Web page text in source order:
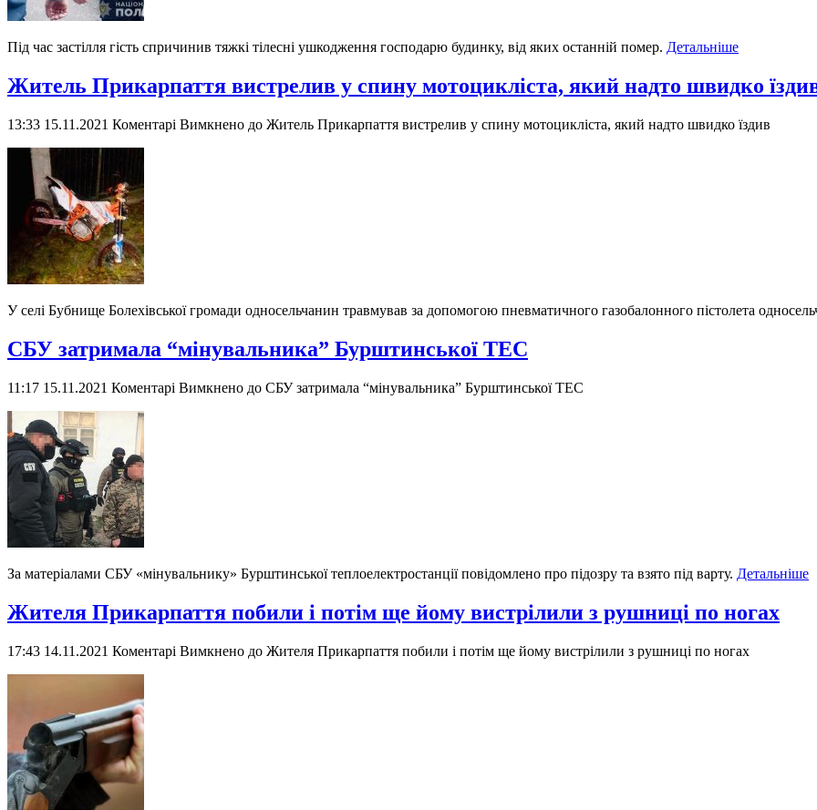
Під час застілля гість спричинив тяжкі тілесні ушкодження господарю будинку, від яких останній помер. Детальніше
Житель Прикарпаття вистрелив у спину мотоцикліста, який надто швидко
13:33 15.11.2021 Коментарі Вимкнено до Житель Прикарпаття вистрелив у спину мотоцикліста, який надто швидко їздив
У селі Бубнище Болехівської громади односельчанин травмував за допомогою пневматичного газобалонного пістолета
СБУ затримала “мінувальника” Бурштинської ТЕС
11:17 15.11.2021 Коментарі Вимкнено до СБУ затримала “мінувальника” Бурштинської ТЕС
За матеріалами СБУ «мінувальнику» Бурштинської теплоелектростанції повідомлено про підозру та взято під варту. Детальніше
Жителя Прикарпаття побили і потім ще йому вистрілили з рушниці по ногах
17:43 14.11.2021 Коментарі Вимкнено до Жителя Прикарпаття побили і потім ще йому вистрілили з рушниці по ногах